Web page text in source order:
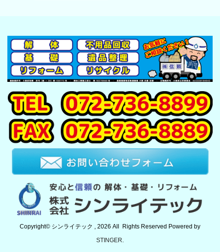
Copyright© シンライテック , 2026 All Rights Reserved Powered by
STINGER